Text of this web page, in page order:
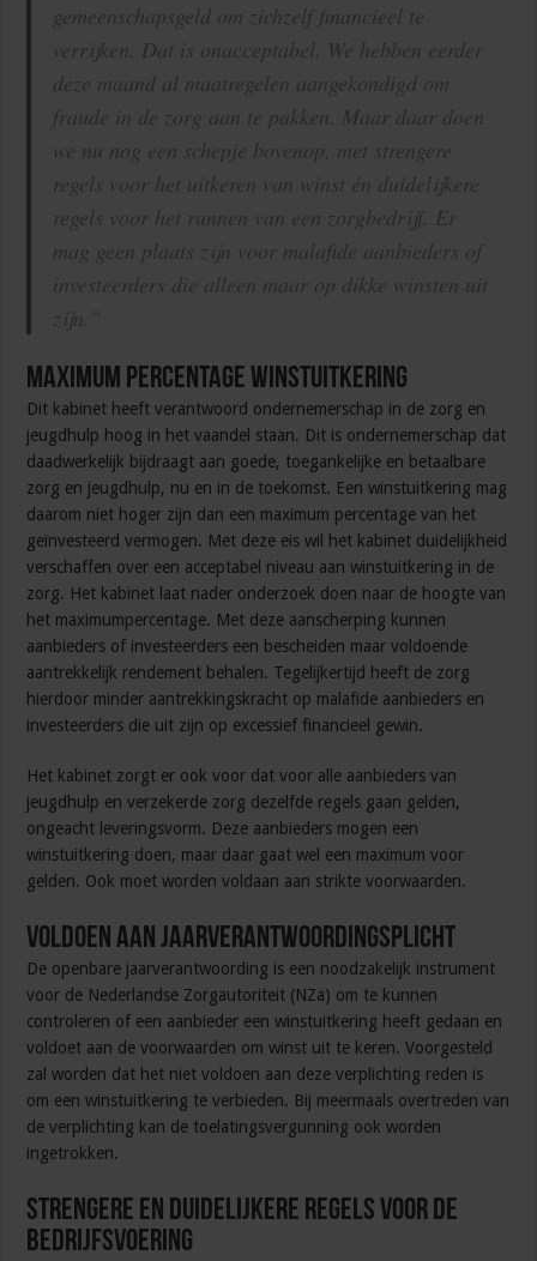
gemeenschapsgeld om zichzelf financieel te
verrijken. Dat is onacceptabel. We hebben eerder
deze maand al maatregelen aangekondigd om
fraude in de zorg aan te pakken. Maar daar doen
we nu nog een schepje bovenop, met strengere
regels voor het uitkeren van winst én duidelijkere
regels voor het runnen van een zorgbedrijf. Er
mag geen plaats zijn voor malafide aanbieders of
investeerders die alleen maar op dikke winsten uit
zijn.”
Maximum percentage winstuitkering
Dit kabinet heeft verantwoord ondernemerschap in de zorg en
jeugdhulp hoog in het vaandel staan. Dit is ondernemerschap dat
daadwerkelijk bijdraagt aan goede, toegankelijke en betaalbare
zorg en jeugdhulp, nu en in de toekomst. Een winstuitkering mag
daarom niet hoger zijn dan een maximum percentage van het
geïnvesteerd vermogen. Met deze eis wil het kabinet duidelijkheid
verschaffen over een acceptabel niveau aan winstuitkering in de
zorg. Het kabinet laat nader onderzoek doen naar de hoogte van
het maximumpercentage. Met deze aanscherping kunnen
aanbieders of investeerders een bescheiden maar voldoende
aantrekkelijk rendement behalen. Tegelijkertijd heeft de zorg
hierdoor minder aantrekkingskracht op malafide aanbieders en
investeerders die uit zijn op excessief financieel gewin.
Het kabinet zorgt er ook voor dat voor alle aanbieders van
jeugdhulp en verzekerde zorg dezelfde regels gaan gelden,
ongeacht leveringsvorm. Deze aanbieders mogen een
winstuitkering doen, maar daar gaat wel een maximum voor
gelden. Ook moet worden voldaan aan strikte voorwaarden.
Voldoen aan jaarverantwoordingsplicht
De openbare jaarverantwoording is een noodzakelijk instrument
voor de Nederlandse Zorgautoriteit (NZa) om te kunnen
controleren of een aanbieder een winstuitkering heeft gedaan en
voldoet aan de voorwaarden om winst uit te keren. Voorgesteld
zal worden dat het niet voldoen aan deze verplichting reden is
om een winstuitkering te verbieden. Bij meermaals overtreden van
de verplichting kan de toelatingsvergunning ook worden
ingetrokken.
Strengere en duidelijkere regels voor de
bedrijfsvoering